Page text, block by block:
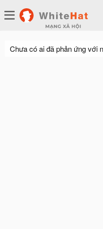
Chưa có ai đã phản ứng với